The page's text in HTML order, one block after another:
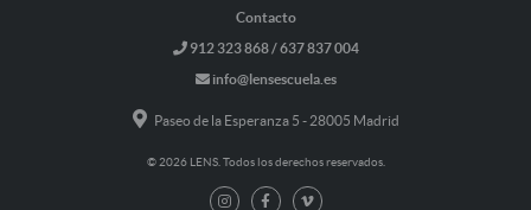
Contacto
912 323 868 / 637 837 004
info@lensescuela.es
Paseo de la Esperanza 5 - 28005 Madrid
© 2026 LENS. Todos los derechos reservados.